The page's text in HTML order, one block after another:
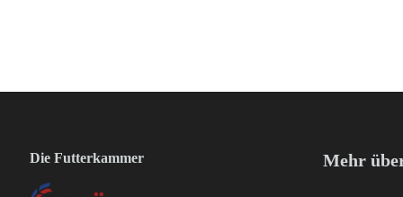
Die Futterkammer Mehr